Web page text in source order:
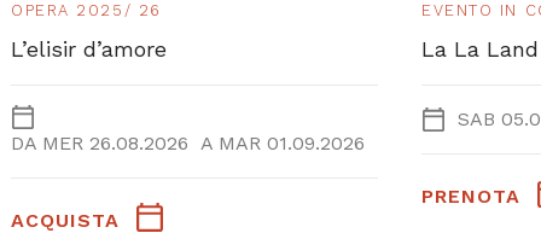
OPERA 2025/ 26
L’elisir d’amore
DA MER 26.08.2026 A MAR 01.09.2026
ACQUISTA
EVENTO IN
La La
SAB
PRENOTA